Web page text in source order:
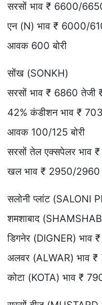
सरसों भाव ₹ 6600/
एन (N) भाव ₹ 6000/
आवक 600 बोरी
सोंख (SONKH)
सरसों भाव ₹ 6860
42% कंडीशन भाव ₹
आवक 100/125 बोरी
सरसों तेल एक्सपेलर भाव
खल भाव ₹ 2950/2960
सलोनी प्लांट (SALONI
शमशाबाद
डिगनेर (DIGNER) भाव
अलवर (ALWAR) भाव
कोटा (KOTA) भाव ₹